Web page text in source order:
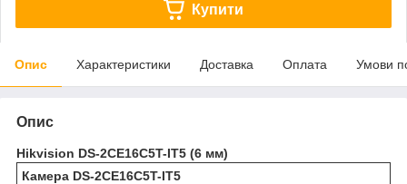
Купити
Опис Характеристики Доставка Оплата Умови
Опис
Hikvision DS-2CE16C5T-IT5 (6 мм)
Камера DS-2CE16C5T-IT5